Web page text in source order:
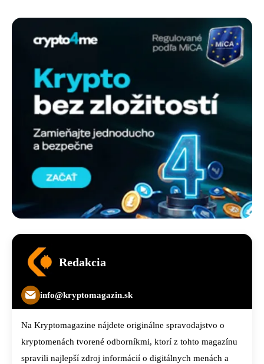
Redakcia
info@kryptomagazin.sk
Na Kryptomagazine nájdete originálne spravodajstvo o
kryptomenách tvorené odborníkmi, ktorí z tohto magazínu
spravili najlepší zdroj informácií o digitálnych menách a